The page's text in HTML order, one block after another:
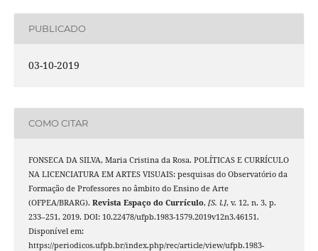
PUBLICADO
03-10-2019
COMO CITAR
FONSECA DA SILVA, Maria Cristina da Rosa. POLÍTICAS E CURRÍCULO
NA LICENCIATURA EM ARTES VISUAIS: pesquisas do Observatório da
Formação de Professores no âmbito do Ensino de Arte
(OFPEA/BRARG). Revista Espaço do Currículo, [S. l.], v. 12, n. 3, p.
233–251, 2019. DOI: 10.22478/ufpb.1983-1579.2019v12n3.46151.
Disponível em:
https://periodicos.ufpb.br/index.php/rec/article/view/ufpb.1983-